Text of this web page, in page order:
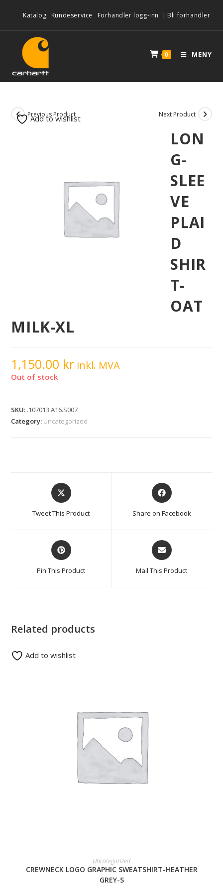
Katalog Kundeservice Forhandler logg-inn | Bli forhandler
0 MENY
Previous Product Next Product
LON
G-
SLEE
VE
PLAI
D
SHIR
T-
OAT
MILK-XL
1,150.00 kr inkl. MVA
Out of stock
SKU: .107013.A16.S007
Category: Uncategorized
Add to wishlist
Tweet This Product Share on Facebook
Pin This Product Mail This Product
Related products
READ MORE
Uncategorized
CREWNECK LOGO GRAPHIC SWEATSHIRT-HEATHER
GREY-S
Add to wishlist